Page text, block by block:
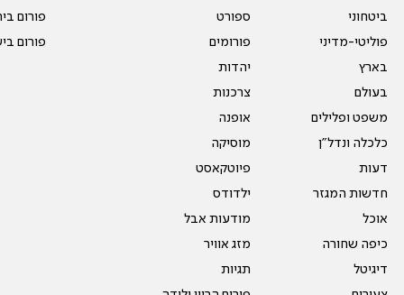
ביטחוני
פוליטי-מדיני
בארץ
בעולם
משפט ופלילים
כלכלה ונדל"ן
דעות
חדשות המגזר
אוכל
כיפה שחורה
דיגיטל
ספורט
פורומים
יהדות
צרכנות
אופנה
מוסיקה
פיוטקאסט
ילדודס
מודעות אבל
מזג אוויר
תגיות
פורום
פורום